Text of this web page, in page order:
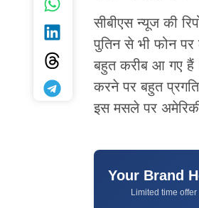
सीबीएस न्यूज की
पुतिन से भी फोन
बहुत करीब आ गए
करने पर बहुत
इस मसले पर
Your Brand
Limited time offer